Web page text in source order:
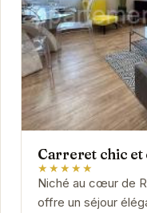
Carreret chic
★★★★★
Niché au cœur de
offre un séjour